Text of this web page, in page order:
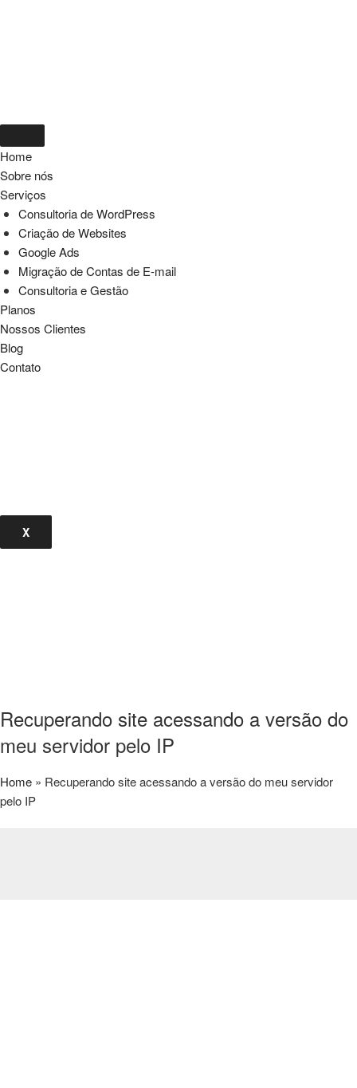
Home
Sobre nós
Serviços
Consultoria de WordPress
Criação de Websites
Google Ads
Migração de Contas de E-mail
Consultoria e Gestão
Planos
Nossos Clientes
Blog
Contato
X
Recuperando site acessando a versão do
meu servidor pelo IP
Home » Recuperando site acessando a versão do meu servidor
pelo IP